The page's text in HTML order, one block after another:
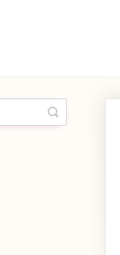
Toggle Search